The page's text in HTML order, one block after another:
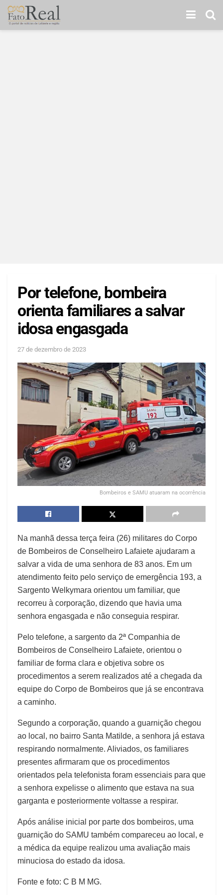
Por telefone, bombeira
orienta familiares a salvar
idosa engasgada
27 de dezembro de 2023
Bombeiros e SAMU atuaram na ocorrência
Na manhã dessa terça feira (26) militares do Corpo
de Bombeiros de Conselheiro Lafaiete ajudaram a
salvar a vida de uma senhora de 83 anos. Em um
atendimento feito pelo serviço de emergência 193, a
Sargento Welkymara orientou um familiar, que
recorreu à corporação, dizendo que havia uma
senhora engasgada e não conseguia respirar.
Pelo telefone, a sargento da 2ª Companhia de
Bombeiros de Conselheiro Lafaiete, orientou o
familiar de forma clara e objetiva sobre os
procedimentos a serem realizados até a chegada da
equipe do Corpo de Bombeiros que já se encontrava
a caminho.
Segundo a corporação, quando a guarnição chegou
ao local, no bairro Santa Matilde, a senhora já estava
respirando normalmente. Aliviados, os familiares
presentes afirmaram que os procedimentos
orientados pela telefonista foram essenciais para que
a senhora expelisse o alimento que estava na sua
garganta e posteriormente voltasse a respirar.
Após análise inicial por parte dos bombeiros, uma
guarnição do SAMU também compareceu ao local, e
a médica da equipe realizou uma avaliação mais
minuciosa do estado da idosa.
Fonte e foto: C B M MG.